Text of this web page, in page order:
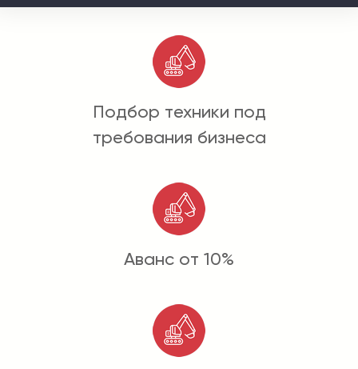
Подбор техники под
требования бизнеса
Аванс от 10%